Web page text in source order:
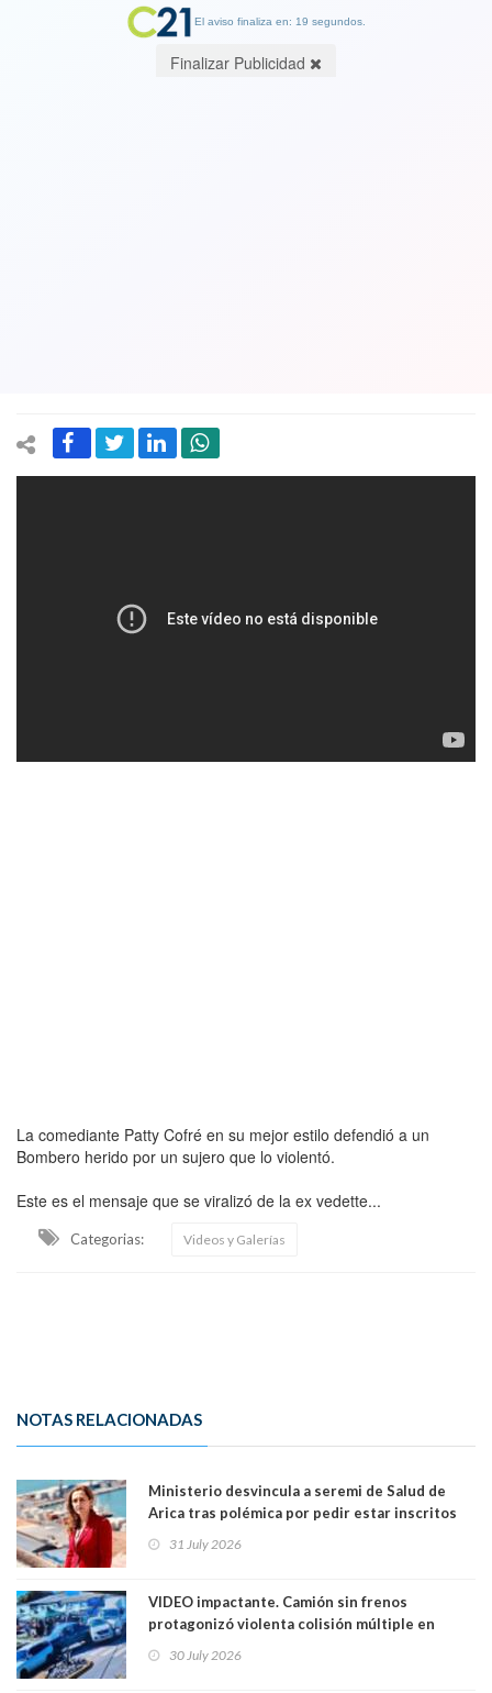
La comediante Patty Cofré en su mejor estilo defendió a un
Bombero herido por un sujero que lo violentó.
Este es el mensaje que se viralizó de la ex vedette...
Categorias: Videos y Galerías
NOTAS RELACIONADAS
Ministerio desvincula a seremi de Salud de
Arica tras polémica por pedir estar inscritos
en el Partido Republicano para un cupo laboral.
Ya son 29 seremis despedidos desde el 11 de
31 July 2026
VIDEO impactante. Camión sin frenos
protagonizó violenta colisión múltiple en
Cartagena: 13 lesionados y dos heridos graves
30 July 2026
El aviso finaliza en: 19 segundos.
Finalizar Publicidad